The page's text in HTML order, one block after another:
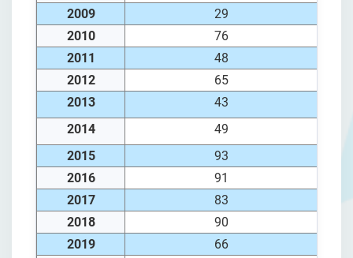
2009
29
2010
76
2011
48
2012
65
2013
43
2014
49
2015
93
2016
91
2017
83
2018
90
2019
66